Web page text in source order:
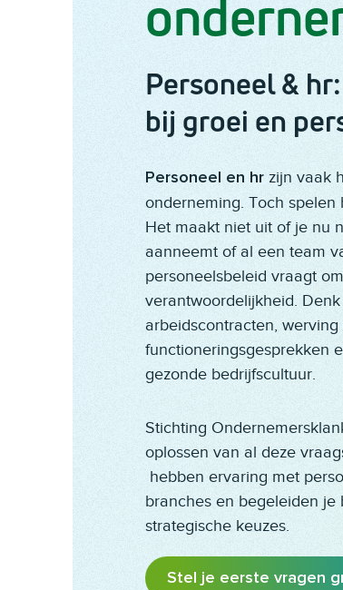
Personeel &
bij groei en
Personeel en hr zijn vaak
onderneming. Toch
Het maakt niet uit of je nu
aanneemt of al een team
personeelsbeleid vraagt
verantwoordelijkheid.
arbeidscontracten,
functioneringsgesprekken
gezonde bedrijfscultuur.
Stichting
oplossen van al deze
hebben ervaring met
branches en begeleiden
strategische keuzes.
Stel je eerste vragen